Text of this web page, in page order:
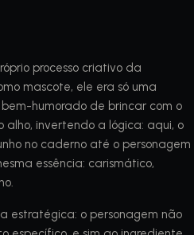
processo criativo da
mascote, ele era só uma
humorado de brincar com o
alho, invertendo a lógica: aqui, o
no caderno até o personagem
essência: carismático,
estratégica: o personagem não